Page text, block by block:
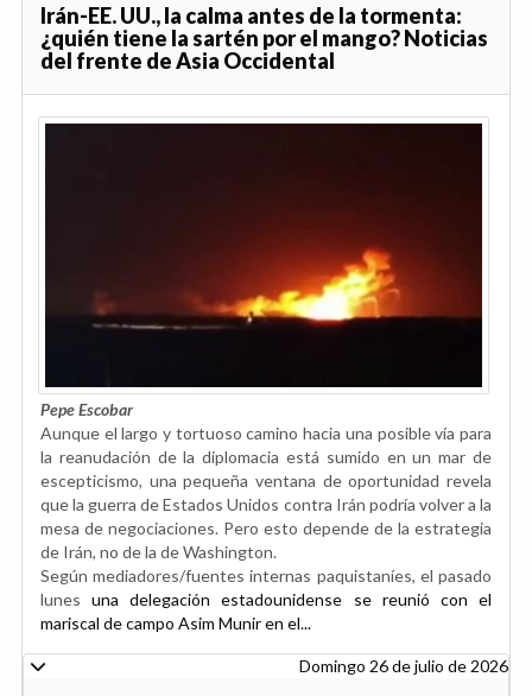
Irán-EE. UU., la calma antes de la tormenta:
¿quién tiene la sartén por el mango? Noticias
del frente de Asia Occidental
Pepe Escobar
Aunque el largo y tortuoso camino hacia una posible vía para
la reanudación de la diplomacia está sumido en un mar de
escepticismo, una pequeña ventana de oportunidad revela
que la guerra de Estados Unidos contra Irán podría volver a la
mesa de negociaciones. Pero esto depende de la estrategia
de Irán, no de la de Washington.
Según mediadores/fuentes internas paquistaníes, el pasado
lunesuna delegación estadounidense se reunió con el
mariscal de campo Asim Munir en el...
Domingo 26 de julio de 2026